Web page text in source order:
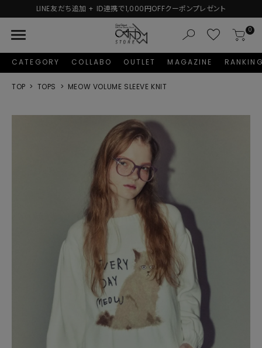
LINE友だち追加 + ID連携で1,000円OFFクーポンプレゼント
menu 0
CATEGORY COLLABO OUTLET MAGAZINE
TOP TOPS MEOW VOLUME SLEEVE KNIT